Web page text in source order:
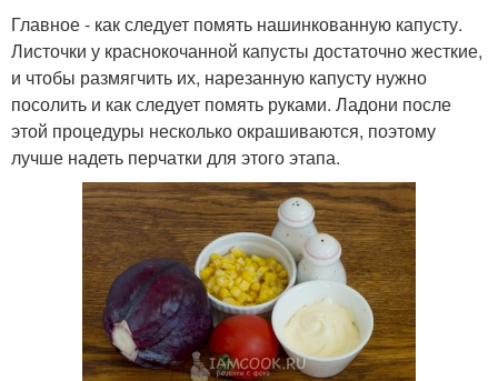
Главное - как следует помять нашинкованную капусту.
Листочки у краснокочанной капусты достаточно жесткие,
и чтобы размягчить их, нарезанную капусту нужно
посолить и как следует помять руками. Ладони после
этой процедуры несколько окрашиваются, поэтому
лучше надеть перчатки для этого этапа.